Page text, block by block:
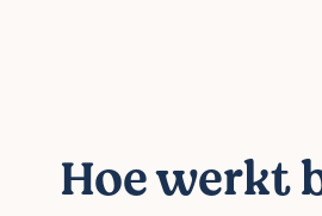
Hoe werkt